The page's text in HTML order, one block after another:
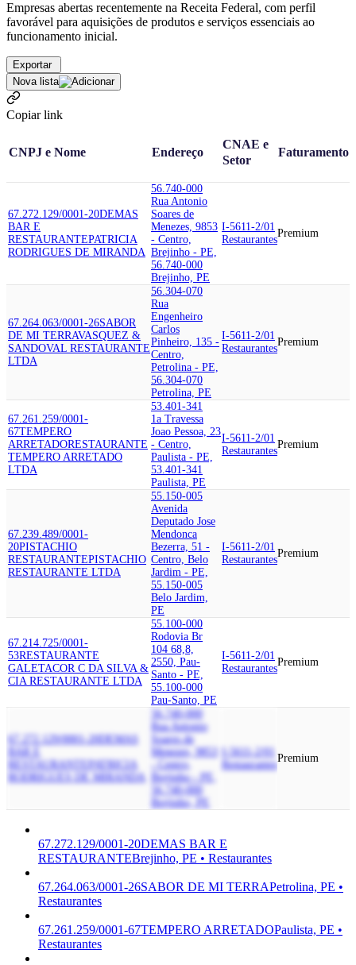
Empresas abertas recentemente na Receita Federal, com perfil
favorável para aquisições de produtos e serviços essenciais ao
funcionamento inicial.
Exportar
Nova lista
Copiar link
CNPJ e Nome Endereço
CNAE e
Setor
Faturamento
67.272.129/0001-20DEMAS
BAR E
RESTAURANTEPATRICIA
RODRIGUES DE MIRANDA
56.740-000
Rua Antonio
Soares de
Menezes, 9853
- Centro,
Brejinho - PE,
56.740-000
Brejinho, PE
I-5611-2/01
Restaurantes
Premium
67.264.063/0001-26SABOR
DE MI TERRAVASQUEZ &
SANDOVAL RESTAURANTE
LTDA
56.304-070
Rua
Engenheiro
Carlos
Pinheiro, 135 -
Centro,
Petrolina - PE,
56.304-070
Petrolina, PE
I-5611-2/01
Restaurantes
Premium
67.261.259/0001-
67TEMPERO
ARRETADORESTAURANTE
TEMPERO ARRETADO
LTDA
53.401-341
1a Travessa
Joao Pessoa, 23
- Centro,
Paulista - PE,
53.401-341
Paulista, PE
I-5611-2/01
Restaurantes
Premium
67.239.489/0001-
20PISTACHIO
RESTAURANTEPISTACHIO
RESTAURANTE LTDA
55.150-005
Avenida
Deputado Jose
Mendonca
Bezerra, 51 -
Centro, Belo
Jardim - PE,
55.150-005
Belo Jardim,
PE
I-5611-2/01
Restaurantes
Premium
67.214.725/0001-
53RESTAURANTE
GALETACOR C DA SILVA &
CIA RESTAURANTE LTDA
55.100-000
Rodovia Br
104 68,8,
2550, Pau-
Santo - PE,
55.100-000
Pau-Santo, PE
I-5611-2/01
Restaurantes
Premium
67.272.129/0001-20DEMAS
BAR E
RESTAURANTEPATRICIA
RODRIGUES DE MIRANDA
56.740-000
Rua Antonio
Soares de
Menezes, 9853
- Centro,
Brejinho - PE,
56.740-000
Brejinho, PE
I-5611-2/01
Restaurantes
Premium
67.272.129/0001-20DEMAS BAR E
RESTAURANTEBrejinho, PE • Restaurantes
67.264.063/0001-26SABOR DE MI TERRAPetrolina, PE •
Restaurantes
67.261.259/0001-67TEMPERO ARRETADOPaulista, PE •
Restaurantes